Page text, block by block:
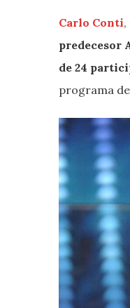
Carlo Conti
predecesor
de 24
programa de